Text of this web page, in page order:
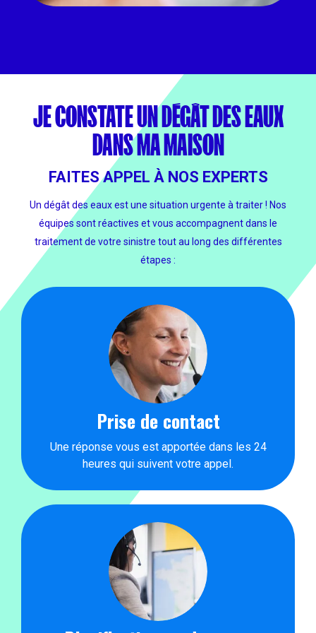
JE CONSTATE UN DÉGÂT DES EAUX
DANS MA MAISON
FAITES APPEL À NOS EXPERTS
Un dégât des eaux est une situation urgente à traiter ! Nos
équipes sont réactives et vous accompagnent dans le
traitement de votre sinistre tout au long des différentes
étapes :
Prise de contact
Une réponse vous est apportée dans les 24
heures qui suivent votre appel.